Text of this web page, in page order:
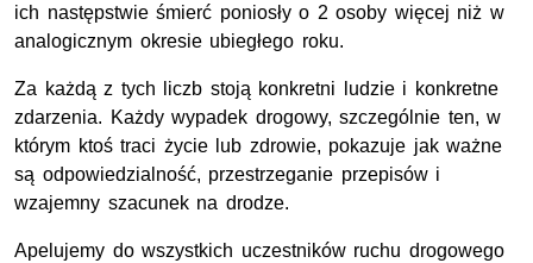
ich następstwie śmierć poniosły o 2 osoby więcej niż w
analogicznym okresie ubiegłego roku.
Za każdą z tych liczb stoją konkretni ludzie i konkretne
zdarzenia. Każdy wypadek drogowy, szczególnie ten, w
którym ktoś traci życie lub zdrowie, pokazuje jak ważne
są odpowiedzialność, przestrzeganie przepisów i
wzajemny szacunek na drodze.
Apelujemy do wszystkich uczestników ruchu drogowego